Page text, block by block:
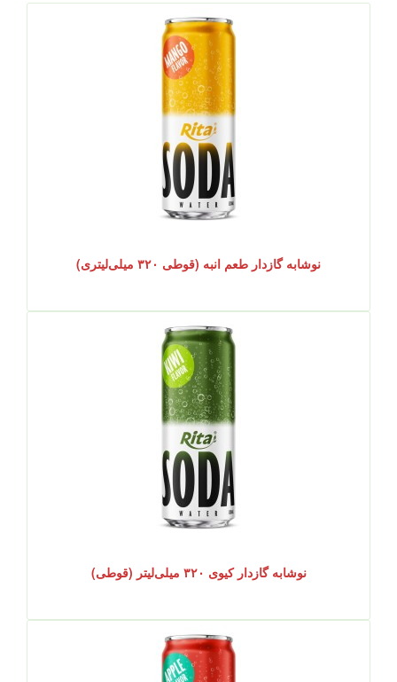
نوشابه گازدار طعم انبه (قوطی ۳۲۰ میلی‌لیتری)
نوشابه گازدار کیوی ۳۲۰ میلی‌لیتر (قوطی)